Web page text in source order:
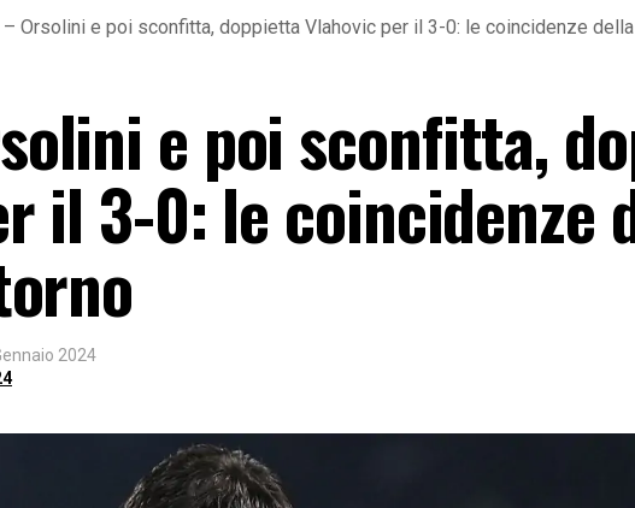
– Orsolini e poi sconfitta, doppietta Vlahovic per il 3-0: le coincidenze
e poi sconfitta,
il 3-0: le coincidenze
2024